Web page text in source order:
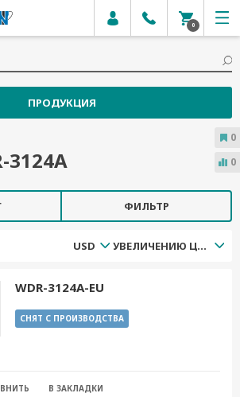
0
ПРОДУКЦИЯ
3124A
ФИЛЬТР
USD УВЕЛИЧЕНИЮ ЦЕНЫ
WDR-3124A-EU
СНЯТ С ПРОИЗВОДСТВА
В ЗАКЛАДКИ
0
0